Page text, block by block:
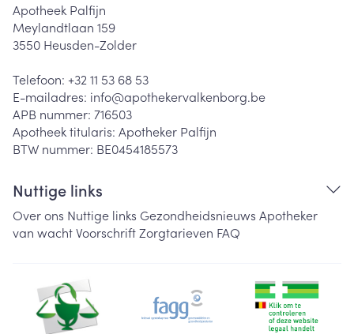
Apotheek Palfijn
Meylandtlaan 159
3550 Heusden-Zolder
Telefoon: +32 11 53 68 53
E-mailadres: info@apothekervalkenborg.be
APB nummer: 716503
Apotheek titularis: Apotheker Palfijn
BTW nummer: BE0454185573
Nuttige links
Over ons Nuttige links Gezondheidsnieuws Apotheker
van wachtVoorschriftZorgtarieven FAQ